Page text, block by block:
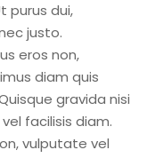
purus dui,
justo.
eros non,
diam quis
gravida nisi
facilisis diam.
vulputate vel